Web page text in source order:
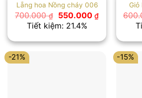
Lẵng hoa Nồng cháy 006
700.000₫
Giá
gốc
là:
550.000 ₫Giá
hiện
là:
550.000 ₫.
Tiết kiệm: 21.4%
Giỏ
-21% -15%